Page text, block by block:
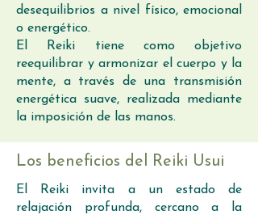
desequilibrios a nivel físico, emocional
o energético.
El Reiki tiene como objetivo
reequilibrar y armonizar el cuerpo y la
mente, a través de una transmisión
energética suave, realizada mediante
la imposición de las manos.
Los beneficios del Reiki Usui
El Reiki invita a un estado de
relajación profunda, cercano a la